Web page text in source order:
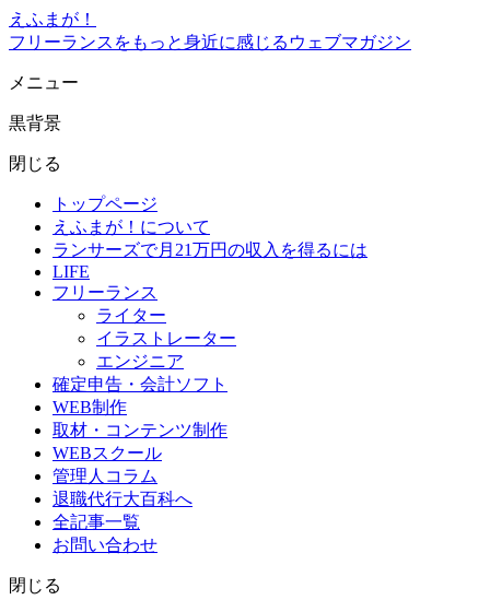
えふまが！
フリーランスをもっと身近に感じるウェブマガジン
メニュー
黒背景
閉じる
トップページ
えふまが！について
ランサーズで月21万円の収入を得るには
LIFE
フリーランス
ライター
イラストレーター
エンジニア
確定申告・会計ソフト
WEB制作
取材・コンテンツ制作
WEBスクール
管理人コラム
退職代行大百科へ
全記事一覧
お問い合わせ
閉じる